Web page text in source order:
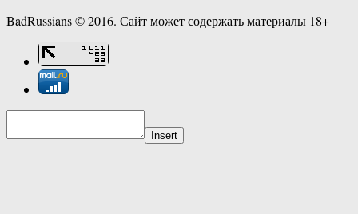
BadRussians © 2016. Сайт может содержать материалы 18+
Insert